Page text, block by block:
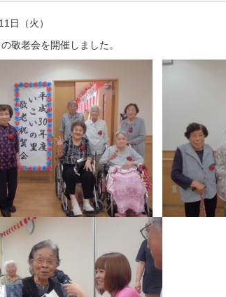
日（火）
敬老会を開催しました。